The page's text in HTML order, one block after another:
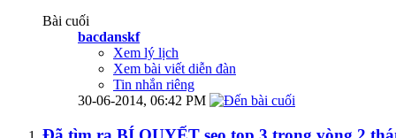
Bài cuối
bacdanskf
Xem lý lịch
Xem bài viết diễn đàn
Tin nhắn riêng
30-06-2014, 06:42 PM